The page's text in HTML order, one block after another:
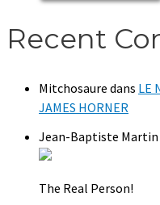
Recent
Mitchosaure dans LE
JAMES HORNER
Jean-Baptiste Martin
The Real Person!